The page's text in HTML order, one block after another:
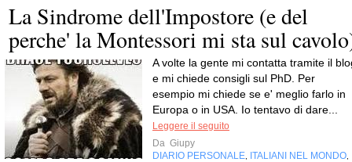
La Sindrome dell'Impostore (e del
perche' la Montessori mi sta sul
A volte la gente mi contatta tramite il
e mi chiede consigli sul PhD. Per
esempio mi chiede se e' meglio farlo in
Europa o in USA. Io tentavo di dare...
Leggere il seguito
Da Giupy
DIARIO PERSONALE
ITALIANI NEL MONDO